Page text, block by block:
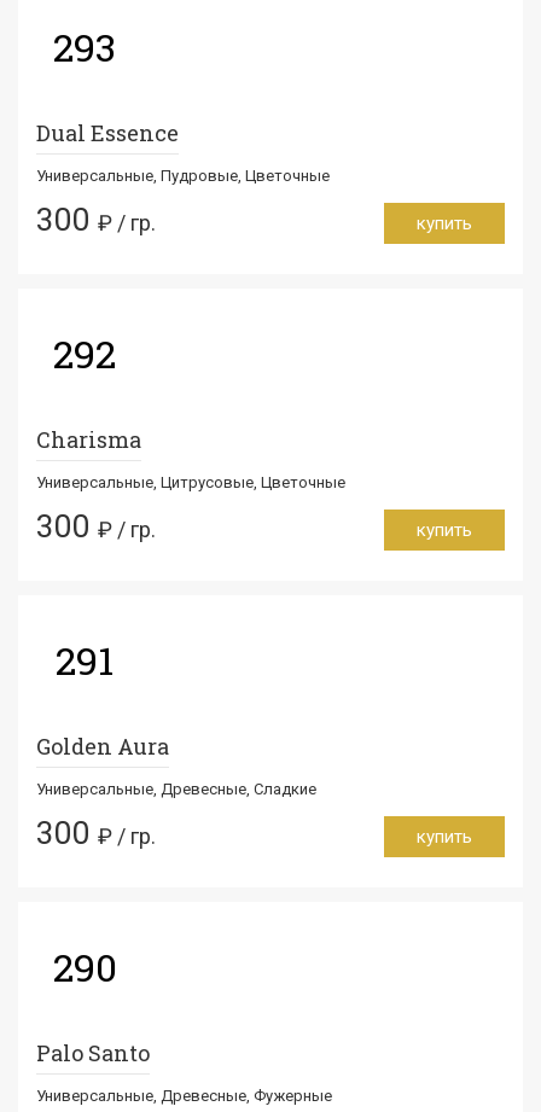
293
Dual Essence
Универсальные, Пудровые, Цветочные
300 ₽ / гр. купить
292
Charisma
Универсальные, Цитрусовые, Цветочные
300 ₽ / гр. купить
291
Golden Aura
Универсальные, Древесные, Сладкие
300 ₽ / гр. купить
290
Palo Santo
Универсальные, Древесные, Фужерные